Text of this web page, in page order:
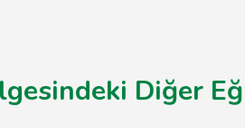
Diğer